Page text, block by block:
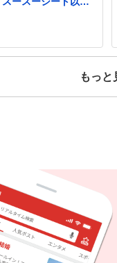
キリする。2年くら
したやつ。おじさ
メだ。ドラストに
プーって書いてあ
もっと